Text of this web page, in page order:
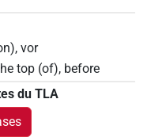
vor
top (of), before
du TLA